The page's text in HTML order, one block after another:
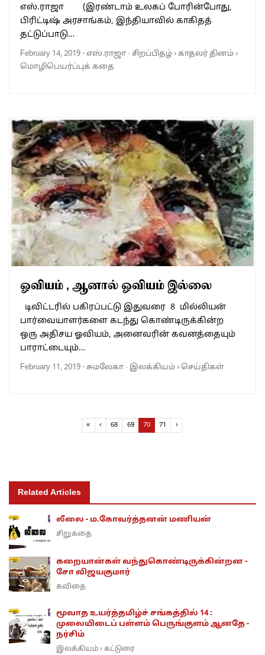
எஸ்.ராஜா (இரண்டாம் உலகப் போரின்போது,
பிரிட்டிஷ் அரசாங்கம், இந்தியாவில் காகிதத்
தட்டுப்பாடு…
February 14, 2019-எஸ்.ராஜா · சிறப்பிதழ்›காதலர் தினம்›
மொழிபெயர்ப்புக் கதை
ஓவியம் , ஆனால் ஓவியம் இல்லை
டிவிட்டரில் பகிரப்பட்டு இதுவரை 8 மில்லியன்
பார்வையாளர்களை கடந்து கொண்டிருக்கின்ற
ஒரு அதிசய ஓவியம், அனைவரின் கவனத்தையும்
பாராட்டையும்…
February 11, 2019-சுமலேகா · இலக்கியம்›செய்திகள்
« ‹ Page
68 Page
69 Current Page
70 Page
71 ›
Related Articles
லீலை - ம.கோவர்த்தனன் மணியன்
சிறுகதை
கறையான்கள் வந்துகொண்டிருக்கின்றன -
சோ விஜயகுமார்
கவிதை
மூவாத உயர்த்தமிழ்ச் சங்கத்தில் 14 :
முலையிடைப் பள்ளம் பெருங்குளம் ஆனதே -
நர்சிம்
இலக்கியம் › கட்டுரை